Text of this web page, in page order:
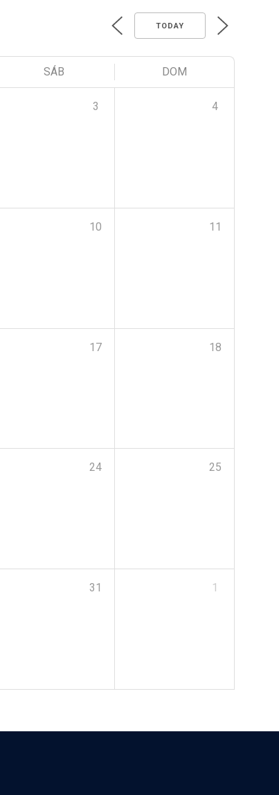
TODAY
SÁB DOM
3 4
10 11
17 18
24 25
31 1